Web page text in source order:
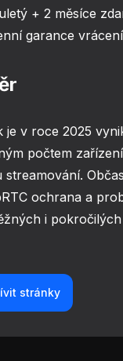
+ 2 měsíce
garance
je v roce 2025
počtem
streamování.
ochrana a
i
stránky